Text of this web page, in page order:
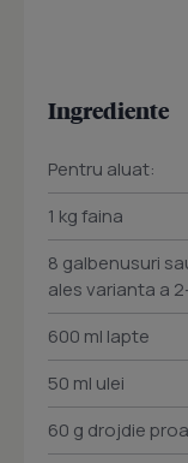
Ingrediente
Pentru aluat:
1 kg faina
8 galbenusuri
ales varianta a
600 ml lapte
50 ml ulei
60 g drojdie